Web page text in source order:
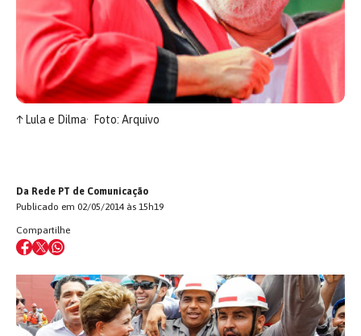
↑Lula e Dilma Foto: Arquivo
Da Rede PT de Comunicação
Publicado em 02/05/2014 às 15h19
Compartilhe